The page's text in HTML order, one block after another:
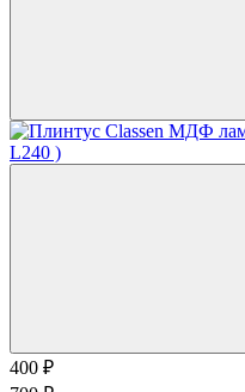
400 ₽